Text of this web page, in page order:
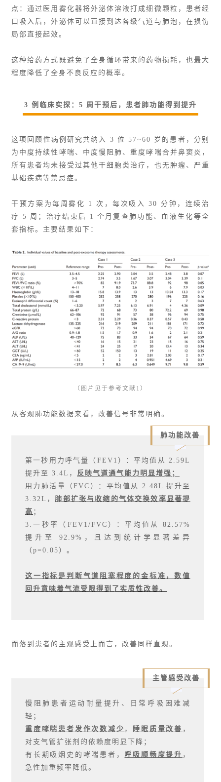
点：通过医用雾化器将外泌体溶液打成细微颗粒，患者经
口吸入后，外泌体可以直接到达各级气道与肺泡，在损伤
局部直接起效。
这种给药方式既避免了全身循环带来的药物损耗，也最大
程度降低了全身不良反应的概率。
3 例临床实探：5 周干预后，患者肺功能得到提升
这项回顾性病例研究共纳入 3 位 57~60 岁的患者，分别
为中度持续性哮喘、中度慢阻肺、重度哮喘合并鼻窦炎，
所有患者均未接受过其他干细胞类治疗，也无肿瘤、严重
基础疾病等禁忌症。
干预方案为每周雾化 1 次，每次吸入 30 分钟，连续治
疗 5 周；治疗结束后 1 个月复查肺功能、血液生化等全
套指标。主要结果如下：
（图片见于参考文献1）
从客观肺功能数据来看，改善信号非常明确。
肺功能改善
第一秒用力呼气量（FEV1）：平均值从 2.59L
提升至 3.4L， 反映气道通气能力明显增强；
用力肺活量（FVC）：平均值从 2.48L 提升至
3.32L， 肺部扩张与收缩的气体交换效率显著提
高 ；
3.一秒率（FEV1/FVC）：平均值从 82.57%
提升至 92.9%，且达到统计学显著差异
（p=0.05）。
这一指标是判断气道阻塞程度的金标准，数值
回升意味着气流受限得到了实质性改善。
而落到患者的主观感受上而言，改善同样直观。
主管感受改善
慢阻肺患者运动耐量提升、日常呼吸困难减
轻；
重度哮喘患者发作次数减少 ， 睡眠质量改善 ，
对支气管扩张剂的依赖度明显下降；
有长期吸烟史的哮喘患者， 呼吸顺畅度提升 ，
急性加重频率降低。